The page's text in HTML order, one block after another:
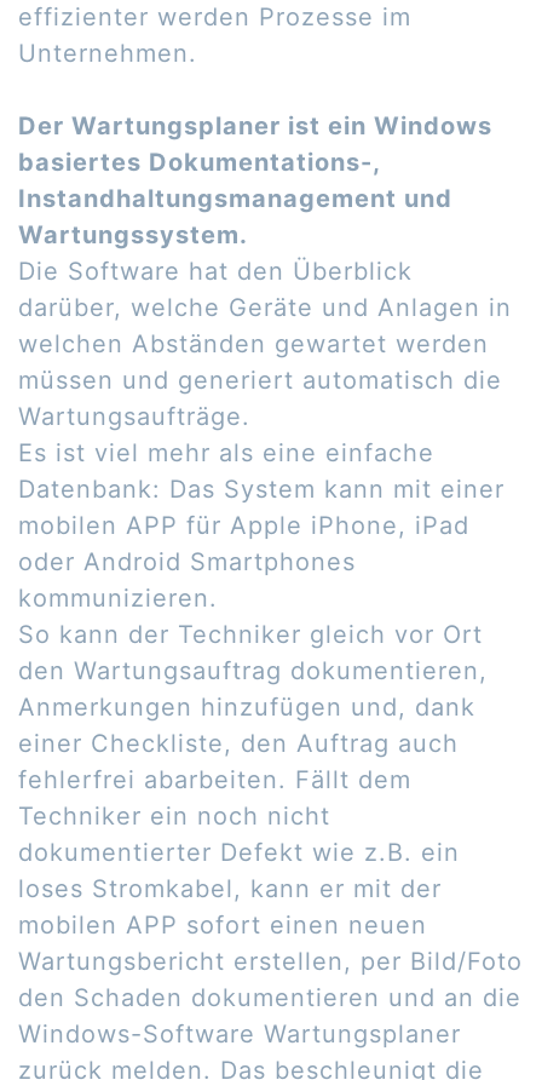
effizienter werden Prozesse im
Unternehmen.
Der Wartungsplaner ist ein Windows
basiertes Dokumentations-,
Instandhaltungsmanagement und
Wartungssystem.
Die Software hat den Überblick
darüber, welche Geräte und Anlagen in
welchen Abständen gewartet werden
müssen und generiert automatisch die
Wartungsaufträge.
Es ist viel mehr als eine einfache
Datenbank: Das System kann mit einer
mobilen APP für Apple iPhone, iPad
oder Android Smartphones
kommunizieren.
So kann der Techniker gleich vor Ort
den Wartungsauftrag dokumentieren,
Anmerkungen hinzufügen und, dank
einer Checkliste, den Auftrag auch
fehlerfrei abarbeiten. Fällt dem
Techniker ein noch nicht
dokumentierter Defekt wie z.B. ein
loses Stromkabel, kann er mit der
mobilen APP sofort einen neuen
Wartungsbericht erstellen, per Bild/Foto
den Schaden dokumentieren und an die
Windows-Software Wartungsplaner
zurück melden. Das beschleunigt die